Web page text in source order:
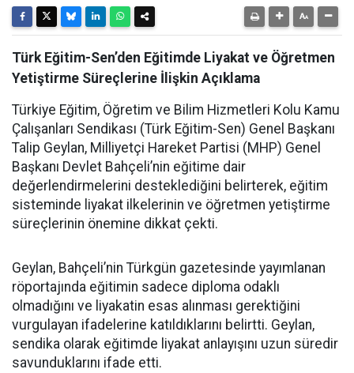
Türk Eğitim-Sen’den Eğitimde Liyakat ve Öğretmen
Yetiştirme Süreçlerine İlişkin Açıklama
Türkiye Eğitim, Öğretim ve Bilim Hizmetleri Kolu Kamu
Çalışanları Sendikası (Türk Eğitim-Sen) Genel Başkanı
Talip Geylan, Milliyetçi Hareket Partisi (MHP) Genel
Başkanı Devlet Bahçeli’nin eğitime dair
değerlendirmelerini desteklediğini belirterek, eğitim
sisteminde liyakat ilkelerinin ve öğretmen yetiştirme
süreçlerinin önemine dikkat çekti.
Geylan, Bahçeli’nin Türkgün gazetesinde yayımlanan
röportajında eğitimin sadece diploma odaklı
olmadığını ve liyakatin esas alınması gerektiğini
vurgulayan ifadelerine katıldıklarını belirtti. Geylan,
sendika olarak eğitimde liyakat anlayışını uzun süredir
savunduklarını ifade etti.